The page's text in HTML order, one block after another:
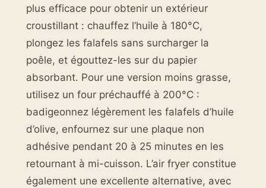
plus efficace pour obtenir un extérieur
croustillant : chauffez l’huile à 180°C,
plongez les falafels sans surcharger la
poêle, et égouttez-les sur du papier
absorbant. Pour une version moins grasse,
utilisez un four préchauffé à 200°C :
badigeonnez légèrement les falafels d’huile
d’olive, enfournez sur une plaque non
adhésive pendant 20 à 25 minutes en les
retournant à mi-cuisson. L’air fryer constitue
également une excellente alternative, avec